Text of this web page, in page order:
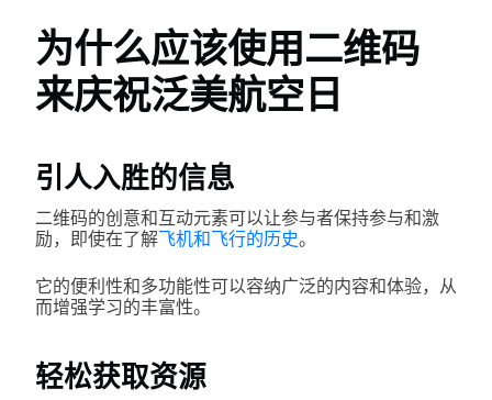
为什么应该使用二维码
来庆祝泛美航空日
引人入胜的信息
二维码的创意和互动元素可以让参与者保持参与和激
励，即使在了解飞机和飞行的历史。
它的便利性和多功能性可以容纳广泛的内容和体验，从
而增强学习的丰富性。
轻松获取资源